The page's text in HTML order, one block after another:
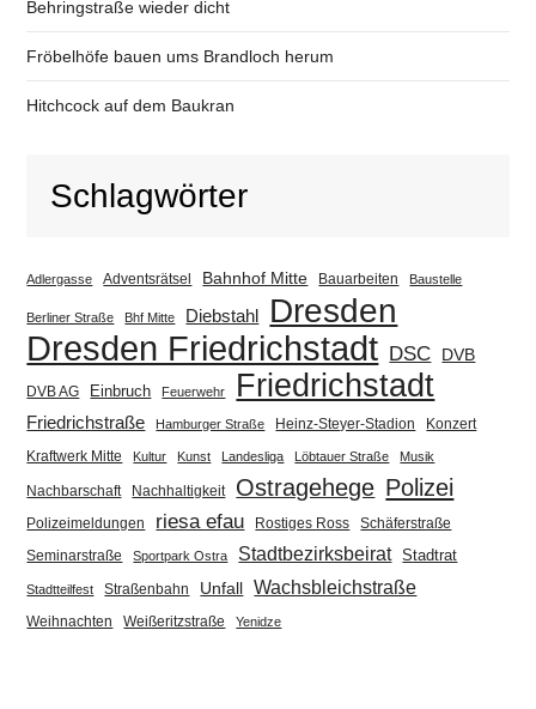
Behringstraße wieder dicht
Fröbelhöfe bauen ums Brandloch herum
Hitchcock auf dem Baukran
Schlagwörter
Adlergasse Adventsrätsel Bahnhof Mitte Bauarbeiten Baustelle
Berliner Straße Bhf Mitte Diebstahl Dresden
Dresden Friedrichstadt DSC DVB
DVB AG Einbruch Feuerwehr Friedrichstadt
Friedrichstraße Hamburger Straße Heinz-Steyer-Stadion
Konzert
Kraftwerk Mitte
Kultur Kunst Landesliga Löbtauer Straße Musik
Nachbarschaft Nachhaltigkeit Ostragehege Polizei
Polizeimeldungen riesa efau Rostiges Ross Schäferstraße
Seminarstraße Sportpark Ostra Stadtbezirksbeirat Stadtrat
Stadtteilfest Straßenbahn Unfall Wachsbleichstraße
Weihnachten Weißeritzstraße Yenidze